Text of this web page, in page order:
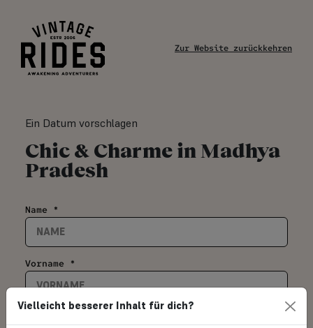
Zur Website zurückkehren
Ein Datum vorschlagen
Chic & Charme in Madhya
Pradesh
Name *
Vorname *
Vielleicht besserer Inhalt für dich?